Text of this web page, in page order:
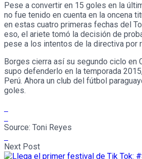
Pese a convertir en 15 goles en la
no fue tenido en cuenta en la oncena
en estas cuatro primeras fechas del
eso, el ariete tomó la decisión de
pese a los intentos de la directiva por
Borges cierra así su segundo ciclo en
supo defenderlo en la temporada
Perú. Ahora un club del fútbol
goles.
Source: Toni Reyes
Next Post